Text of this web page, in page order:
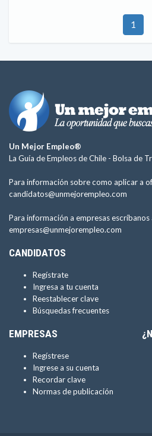
1
Un Mejor Empleo®
La Guía de Empleos de Chile - Bolsa de
Para información sobre como aplicar a
candidatos@unmejorempleo.com
Para información a empresas escríbanos
empresas@unmejorempleo.com
CANDIDATOS
Regístrate
Ingresa a tu cuenta
Reestablecer clave
Búsquedas frecuentes
EMPRESAS
Regístrese
Ingrese a su cuenta
Recordar clave
Normas de publicación